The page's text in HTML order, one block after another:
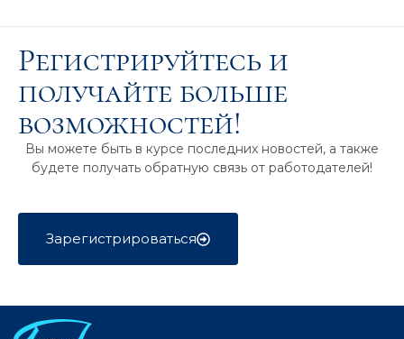
Регистрируйтесь и
получайте больше
возможностей!
Вы можете быть в курсе последних новостей, а также
будете получать обратную связь от работодателей!
Зарегистрироваться